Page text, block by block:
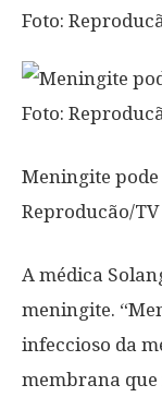
Meningite
Reproducão/
A médica
meningite.
infeccioso da
membrana que